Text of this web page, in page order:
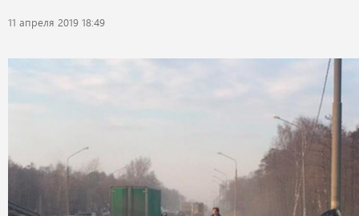
11 апреля 2019 18:49